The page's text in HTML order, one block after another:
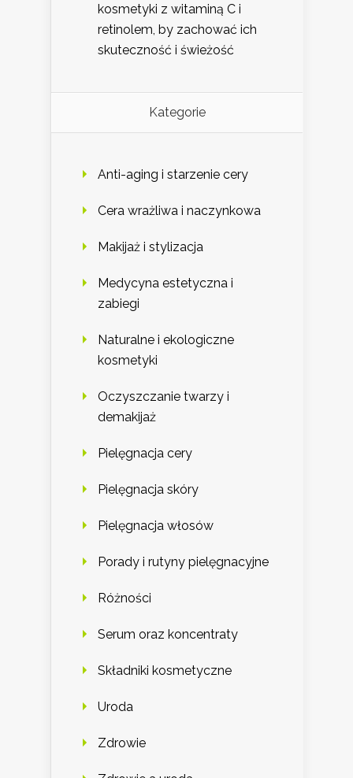
kosmetyki z witaminą C i
retinolem, by zachować ich
skuteczność i świeżość
Kategorie
Anti-aging i starzenie cery
Cera wrażliwa i naczynkowa
Makijaż i stylizacja
Medycyna estetyczna i
zabiegi
Naturalne i ekologiczne
kosmetyki
Oczyszczanie twarzy i
demakijaż
Pielęgnacja cery
Pielęgnacja skóry
Pielęgnacja włosów
Porady i rutyny pielęgnacyjne
Różności
Serum oraz koncentraty
Składniki kosmetyczne
Uroda
Zdrowie